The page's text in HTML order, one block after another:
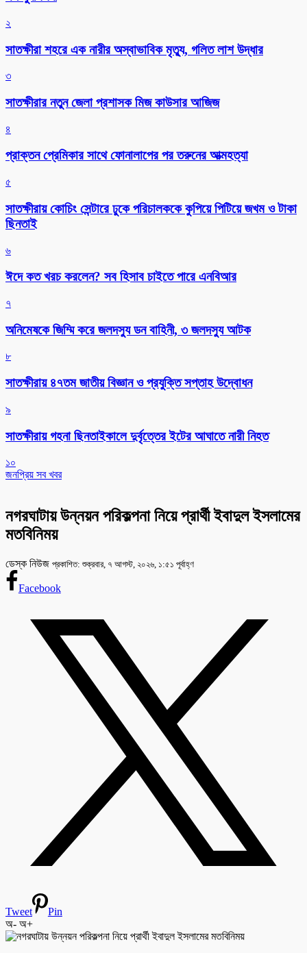
২
সাতক্ষীরা শহরে এক নারীর অস্বাভাবিক মৃত্যু, গলিত লাশ উদ্ধার
৩
সাতক্ষীরার নতুন জেলা প্রশাসক মিজ কাউসার আজিজ
৪
প্রাক্তন প্রেমিকার সাথে ফোনালাপের পর তরুনের আত্মহত্যা
৫
সাতক্ষীরায় কোচিং সেন্টারে ঢুকে পরিচালককে কুপিয়ে পিটিয়ে জখম ও টাকা
ছিনতাই
৬
ঈদে কত খরচ করলেন? সব হিসাব চাইতে পারে এনবিআর
৭
অনিমেষকে জিম্মি করে জলদস্যু ডন বাহিনী, ৩ জলদস্যু আটক
৮
সাতক্ষীরায় ৪৭তম জাতীয় বিজ্ঞান ও প্রযুক্তি সপ্তাহ উদ্বোধন
৯
সাতক্ষীরায় গহনা ছিনতাইকালে দুর্বৃত্তের ইটের আঘাতে নারী নিহত
১০
জনপ্রিয় সব খবর
নগরঘাটায় উন্নয়ন পরিকল্পনা নিয়ে প্রার্থী ইবাদুল ইসলামের
মতবিনিময়
ডেস্ক নিউজ প্রকাশিত: শুক্রবার, ৭ আগস্ট, ২০২৬, ১:৫১ পূর্বাহ্ণ
Facebook
Tweet
Pin
অ- অ+